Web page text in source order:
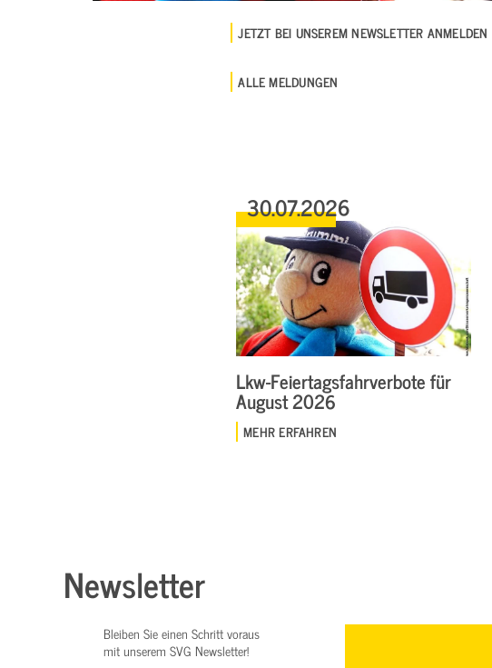
JETZT BEI UNSEREM NEWSLETTER ANMELDEN
ALLE MELDUNGEN
30.07.2026
Lkw-Feiertagsfahrverbote für
August 2026
MEHR ERFAHREN
Newsletter
Bleiben Sie einen Schritt voraus
mit unserem SVG Newsletter!